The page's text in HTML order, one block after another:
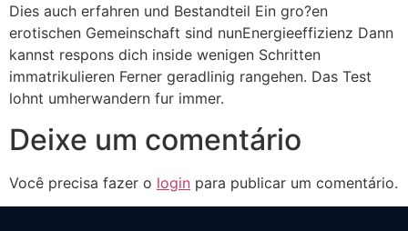
Dies auch erfahren und Bestandteil Ein gro?en
erotischen Gemeinschaft sind nunEnergieeffizienz Dann
kannst respons dich inside wenigen Schritten
immatrikulieren Ferner geradlinig rangehen. Das Test
lohnt umherwandern fur immer.
Deixe um comentário
Você precisa fazer o login para publicar um comentário.